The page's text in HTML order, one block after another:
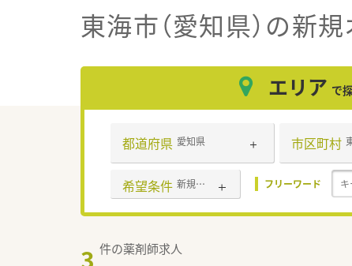
東海市（愛知県）の新
エリア で
都道府県 愛知県 市区町村
希望条件 新規オープン フリーワード
件の薬剤師求人